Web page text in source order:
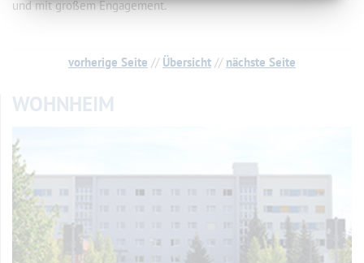
und mit großem Engagement.
vorherige Seite // Übersicht // nächste Seite
WOHNHEIM